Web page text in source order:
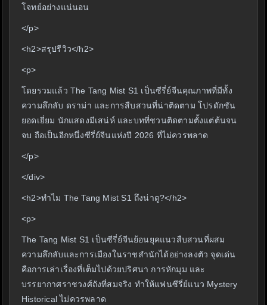
โจทย์อย่างแน่นอน
</p>
<h2>สรุปรีวิว</h2>
<p>
โดยรวมแล้ว The Tang Mist S1 เป็นซีรี่ย์จีนคุณภาพที่มีทั้ง
ความลึกลับ ดราม่า และการสืบสวนที่น่าติดตาม โปรดักชัน
ยอดเยี่ยม นักแสดงมีเสน่ห์ และบทที่ชวนติดตามตั้งแต่ต้นจน
จบ ถือเป็นอีกหนึ่งซีรี่ย์จีนแห่งปี 2026 ที่ไม่ควรพลาด
</p>
</div>
<h2>ทำไม The Tang Mist S1 ถึงน่าดู?</h2>
<p>
The Tang Mist S1 เป็นซีรี่ย์จีนย้อนยุคแนวสืบสวนที่ผสม
ความลึกลับและการเมืองในราชสำนักได้อย่างลงตัว จุดเด่น
คือการเล่าเรื่องที่เต็มไปด้วยปริศนา การหักมุม และ
บรรยากาศราชวงศ์ถังที่สมจริง ทำให้แฟนซีรี่ย์แนว Mystery
Historical ไม่ควรพลาด